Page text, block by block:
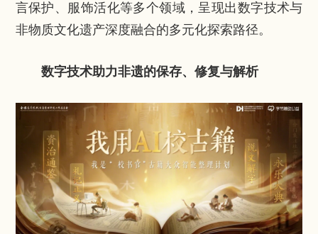
言保护、服饰活化等多个领域，呈现出数字技术与
非物质文化遗产深度融合的多元化探索路径。
数字技术助力非遗的保存、修复与解析